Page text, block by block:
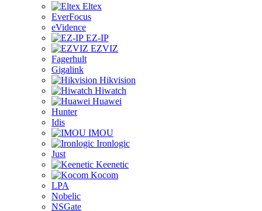
Eltex
EverFocus
eVidence
EZ-IP
EZVIZ
Fagerhult
Gigalink
Hikvision
Hiwatch
Huawei
Hunter
Idis
IMOU
Ironlogic
Just
Keenetic
Kocom
LPA
Nobelic
NSGate